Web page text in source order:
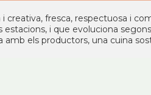
creativa, fresca, respectuosa i
estacions, i que evoluciona
amb els productors, una cuina